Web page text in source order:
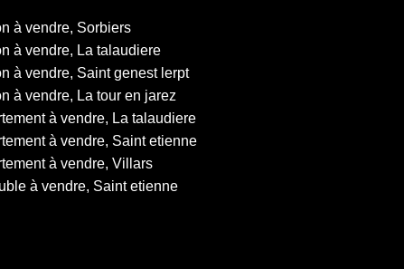
à vendre, Sorbiers
à vendre, La talaudiere
à vendre, Saint genest lerpt
à vendre, La tour en jarez
à vendre, La talaudiere
à vendre, Saint etienne
à vendre, Villars
à vendre, Saint etienne